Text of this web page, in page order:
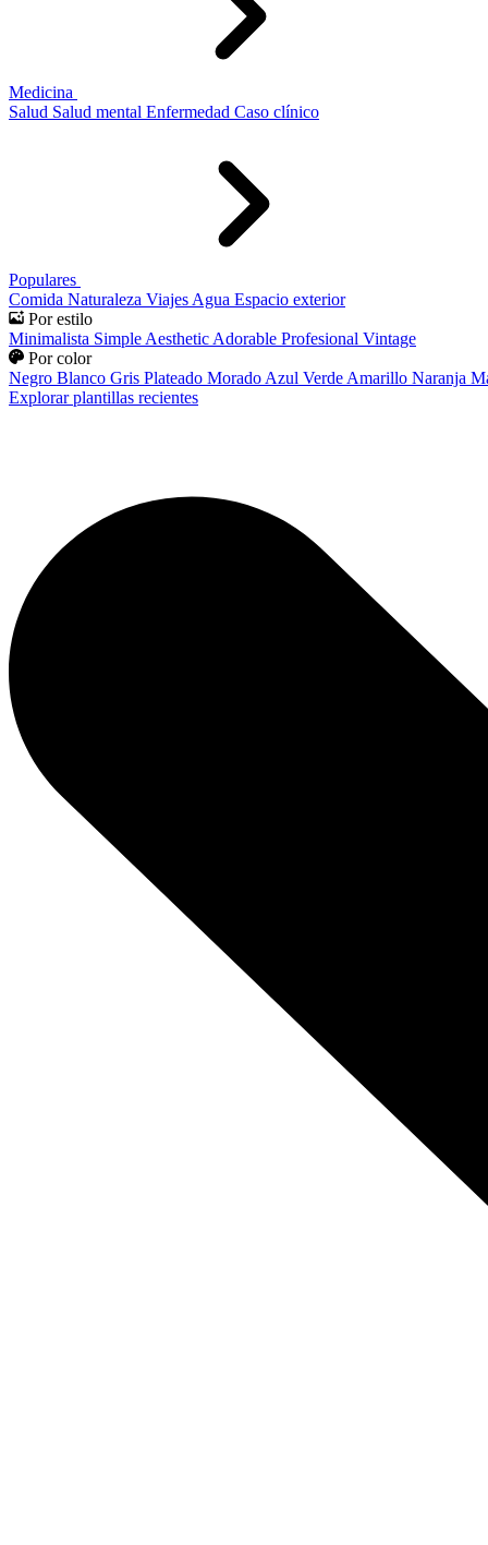
Medicina
Salud Salud mental Enfermedad Caso clínico
Populares
Comida Naturaleza Viajes Agua Espacio exterior
Por estilo
Minimalista Simple Aesthetic Adorable Profesional Vintage
Por color
Negro Blanco Gris Plateado Morado Azul Verde Amarillo Naranja
Explorar plantillas recientes